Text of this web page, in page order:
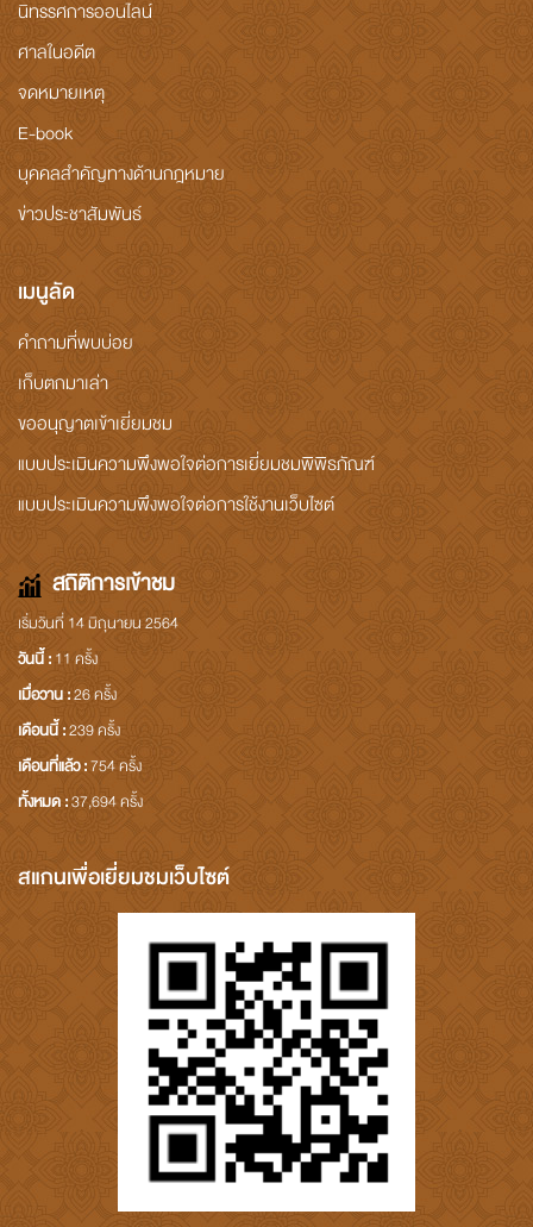
นิทรรศการออนไลน์
ศาลในอดีต
จดหมายเหตุ
E-book
บุคคลสำคัญทางด้านกฎหมาย
ข่าวประชาสัมพันธ์
เมนูลัด
คำถามที่พบบ่อย
เก็บตกมาเล่า
ขออนุญาตเข้าเยี่ยมชม
แบบประเมินความพึงพอใจต่อการเยี่ยมชมพิพิธภัณฑ์
แบบประเมินความพึงพอใจต่อการใช้งานเว็บไซต์
สถิติการเข้าชม
เริ่มวันที่ 14 มิถุนายน 2564
วันนี้ :11 ครั้ง
เมื่อวาน :26 ครั้ง
เดือนนี้ :239 ครั้ง
เดือนที่แล้ว :754 ครั้ง
ทั้งหมด :37,694 ครั้ง
สแกนเพื่อเยี่ยมชมเว็บไซต์